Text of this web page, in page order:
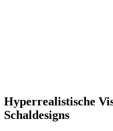
Hyperrealistische
Schaldesigns